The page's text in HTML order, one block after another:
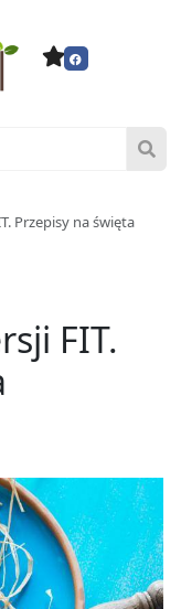
Przepisy na święta
FIT.